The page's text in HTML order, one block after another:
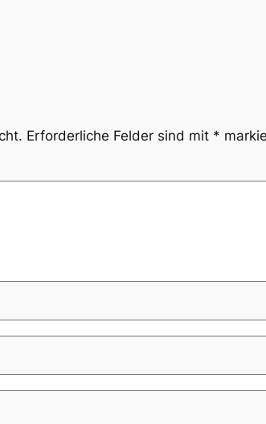
Erforderliche Felder sind mit *